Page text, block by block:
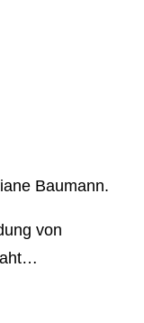
Baumann.
von